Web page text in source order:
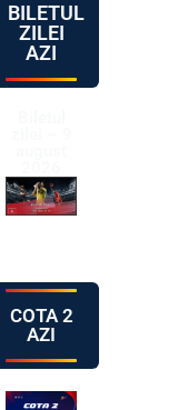
BILETUL
ZILEI
AZI
COTA 2
AZI